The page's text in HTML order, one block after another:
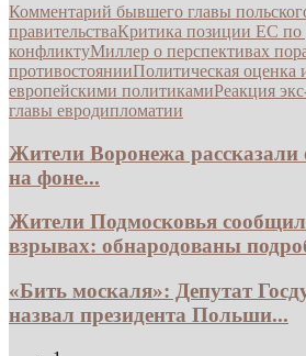
Комментарий бывшего главы
правительстваКритика позиции ЕС по
конфликтуМиллер о перспективах
противостоянииПолитическая оценка
европейскими политикамиРеакция
главы евродипломатии
Жители Воронежа рассказали
на фоне...
Жители Подмосковья
взрывах: обнародованы
«Бить москаля»: Депутат
назвал президента Польши...